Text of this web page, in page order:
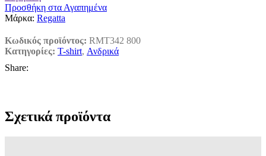
Προσθήκη στα Αγαπημένα
Μάρκα: Regatta
Κωδικός προϊόντος: RMT342 800
Κατηγορίες: T-shirt, Ανδρικά
Share:
Σχετικά προϊόντα